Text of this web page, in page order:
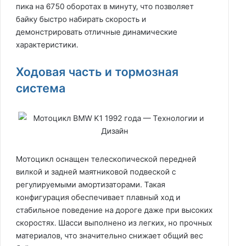
пика на 6750 оборотах в минуту, что позволяет
байку быстро набирать скорость и
демонстрировать отличные динамические
характеристики.
Ходовая часть и тормозная
система
Мотоцикл оснащен телескопической передней
вилкой и задней маятниковой подвеской с
регулируемыми амортизаторами. Такая
конфигурация обеспечивает плавный ход и
стабильное поведение на дороге даже при высоких
скоростях. Шасси выполнено из легких, но прочных
материалов, что значительно снижает общий вес